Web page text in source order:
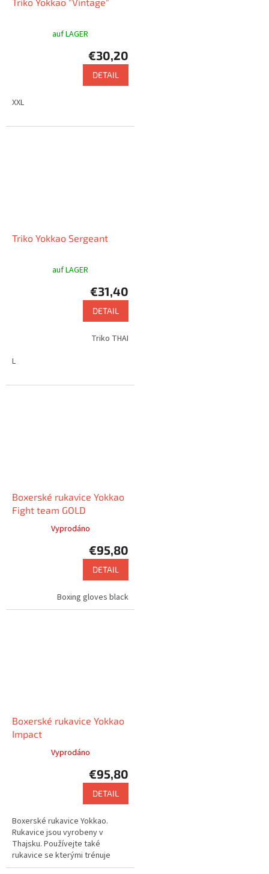
auf LAGER
€30,20
DETAIL
XXL
Triko Yokkao Sergeant
auf LAGER
€31,40
DETAIL
Triko THAI
L
Boxerské rukavice Yokkao
Fight team GOLD
Vyprodáno
€95,80
DETAIL
Boxing gloves black
Boxerské rukavice Yokkao
Impact
Vyprodáno
€95,80
DETAIL
Boxerské rukavice Yokkao.
Rukavice jsou vyrobeny v
Thajsku. Používejte také
rukavice se kterými trénuje
např. Saenchai nebo Buakaw.